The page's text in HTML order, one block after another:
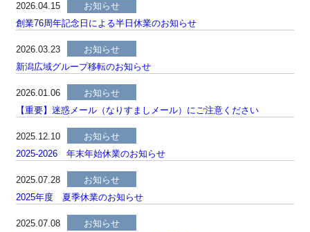
2026.04.15
お知らせ
創業76周年記念日による半日休業のお知らせ
2026.03.23
お知らせ
新潟広域グループ移転のお知らせ
2026.01.06
お知らせ
【重要】迷惑メール（なりすましメール）にご注意ください
2025.12.10
お知らせ
2025-2026 年末年始休業のお知らせ
2025.07.28
お知らせ
2025年度 夏季休業のお知らせ
2025.07.08
お知らせ